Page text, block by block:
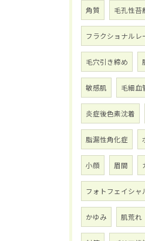
角質 毛孔性苔
フラクショナルレ
毛穴引き締め
敏感肌 毛細血
炎症後色素沈着
脂漏性角化症
小顔 眉間
フォトフェイシャ
かゆみ 肌荒れ